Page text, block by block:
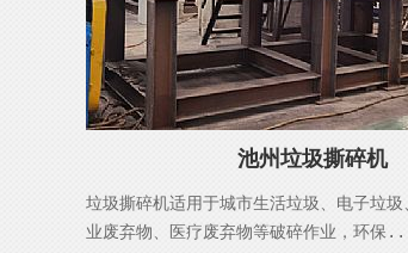
池州垃圾撕碎机
垃圾撕碎机适用于城市生活垃圾、电子垃
业废弃物、医疗废弃物等破碎作业，环保